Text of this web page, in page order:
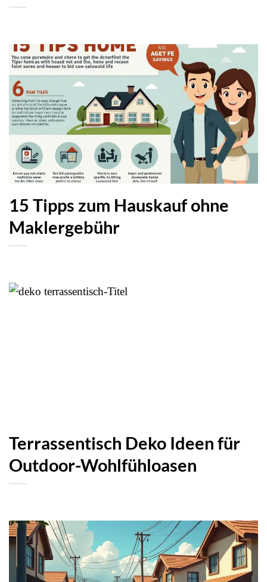
15 Tipps zum Hauskauf ohne
Maklergebühr
Terrassentisch Deko Ideen für
Outdoor-Wohlfühloasen